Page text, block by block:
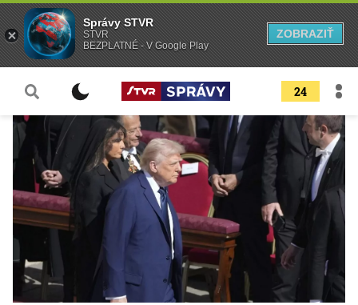
24
Správy STVR
STVR
BEZPLATNÉ - V Google Play
ZOBRAZIŤ